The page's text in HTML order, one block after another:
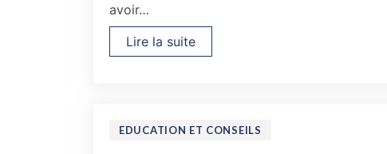
avoir…
Lire la suite
EDUCATION ET CONSEILS